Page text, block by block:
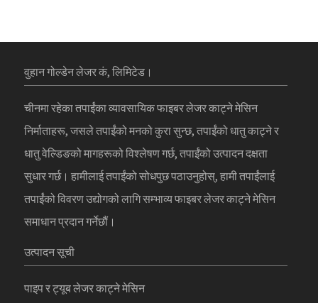
वुहान गोल्डेन लेजर कं, लिमिटेड।
चीनमा रहेका तपाईंका व्यावसायिक फाइबर लेजर काट्ने मेसिन
निर्माताहरू, जसले तपाईंको मनको कुरा सुन्छ, तपाईंको धातु काट्ने र
धातु वेल्डिङको मागहरूको विश्लेषण गर्छ, तपाईंको उत्पादन दक्षता
सुधार गर्छ। हामीलाई तपाईंको सोधपुछ पठाउनुहोस्, हामी तपाईंलाई
तपाईंको विवरण उद्योगको लागि सम्भाव्य फाइबर लेजर काट्ने मेसिन
समाधान प्रदान गर्नेछौं।
उत्पादन सूची
पाइप र ट्यूब लेजर काट्ने मेसिन